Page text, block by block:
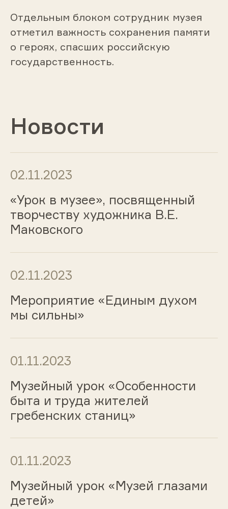
Отдельным блоком сотрудник музея
отметил важность сохранения памяти
о героях, спасших российскую
государственность.
Новости
02.11.2023
«Урок в музее», посвященный
творчеству художника В.Е.
Маковского
02.11.2023
Мероприятие «Единым духом
мы сильны»
01.11.2023
Музейный урок «Особенности
быта и труда жителей
гребенских станиц»
01.11.2023
Музейный урок «Музей глазами
детей»